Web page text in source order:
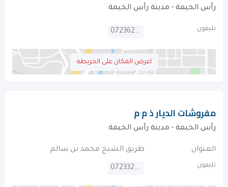
رأس الخيمة - مدينة رأس الخيمة
تليفون 072362665
اعرض المكان على الخريطه
مفروشات الديار ذ م م
رأس الخيمة - مدينة رأس الخيمة
العنوان طريق الشيخ محمد بن سالم
تليفون 072332259